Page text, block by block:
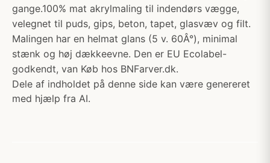
gange.100% mat akrylmaling til indendørs vægge,
velegnet til puds, gips, beton, tapet, glasvæv og filt.
Malingen har en helmat glans (5 v. 60Â°), minimal
stænk og høj dækkeevne. Den er EU Ecolabel-
godkendt, van Køb hos BNFarver.dk.
Dele af indholdet på denne side kan være genereret
med hjælp fra AI.